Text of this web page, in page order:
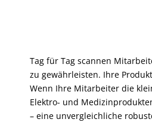
Tag für Tag scannen
zu gewährleisten. Ihre
Wenn Ihre Mitarbeiter die
Elektro- und
– eine unvergleichliche